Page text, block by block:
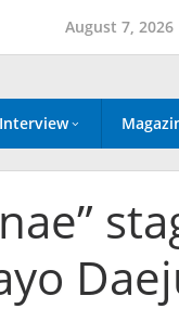
August 7, 2026
Interview